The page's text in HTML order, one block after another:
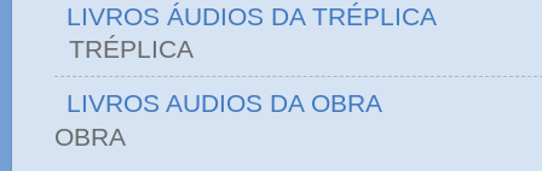
LIVROS ÁUDIOS DA TRÉPLICA
TRÉPLICA
LIVROS AUDIOS DA OBRA
OBRA